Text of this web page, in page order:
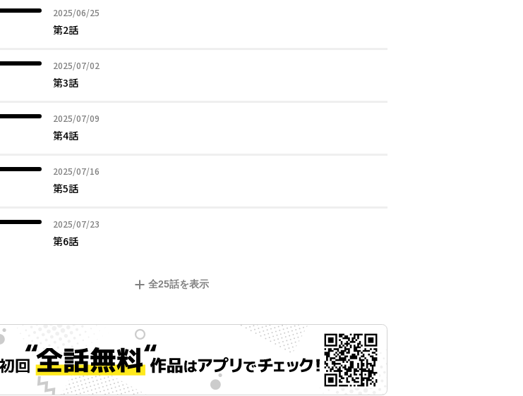
2025/06/25
2025年06月25日
第2話
2025/07/02
2025年07月02日
第3話
2025/07/09
2025年07月09日
第4話
2025/07/16
2025年07月16日
第5話
2025/07/23
2025年07月23日
第6話
全25話を表示